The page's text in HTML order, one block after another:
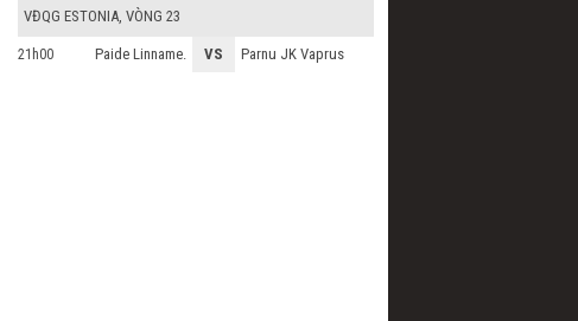
VĐQG ESTONIA, VÒNG 23
21h00 Paide Linname. VS Parnu JK Vaprus